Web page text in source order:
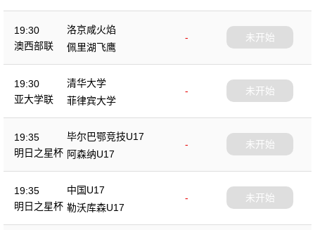
19:30
澳西部联
洛京咸火焰
-
佩里湖飞鹰
未开始
19:30
亚大学联
清华大学
-
菲律宾大学
未开始
19:35
明日之星杯
毕尔巴鄂竞技U17
-
阿森纳U17
未开始
19:35
明日之星杯
中国U17
-
勒沃库森U17
未开始